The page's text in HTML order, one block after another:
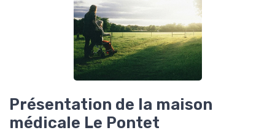
Présentation de la maison
médicale Le Pontet